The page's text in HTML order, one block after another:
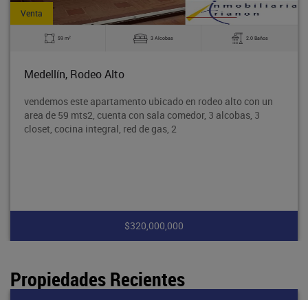
Venta
59 m2 3 Alcobas 2.0 Baños
Medellín, Rodeo Alto
vendemos este apartamento ubicado en rodeo alto con un
area de 59 mts2, cuenta con sala comedor, 3 alcobas, 3
closet, cocina integral, red de gas, 2
$320,000,000
Propiedades Recientes